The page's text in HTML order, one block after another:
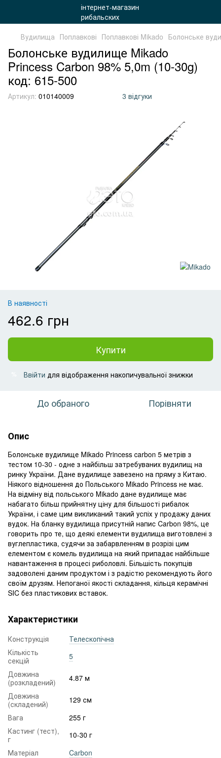
Вудилища Поплавкові Поплавкові Mikado Болонське
Болонське вудилище Mikado
Princess Carbon 98% 5,0m (10-30g)
код: 615-500
Артикул: 010140009 3 відгуки
В наявності
462.6 грн
Купити
Ввійти для відображення накопичувальної знижки
До обраного Порівняти
Опис
Болонське вудилище Mikado Princess carbon 5 метрів з
тестом 10-30 - одне з найбільш затребуваних вудилищ на
ринку України. Дане вудилище завезено на пряму з Китаю.
Ніякого відношення до Польського Mikado Princess не має.
На відміну від польського Mikado дане вудилище має
набагато більш прийнятну ціну для більшості рибалок
України, і саме цим викликаний такий успіх у продажу даних
вудок. На бланку вудилища присутній напис Carbon 98%, це
говорить про те, що деякі елементи вудилища виготовлені з
вуглепластика, судячи за забарвленням в розрізі цим
елементом є комель вудилища на який припадає найбільше
навантаження в процесі риболовлі. Більшість покупців
задоволені даним продуктом і з радістю рекомендують його
своїм друзям. Непоганої якості складання, кільця керамічні
SIC без пластикових вставок.
Характеристики
Конструкція
Телескопічна
Кількість
секцій
5
Довжина
(розкладений)
4.87 м
Довжина
(складений)
129 см
Вага
255 г
Кастинг (тест),
г
10-30 г
Матеріал
Carbon